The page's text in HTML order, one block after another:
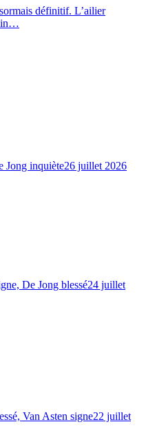
définitif. L’ailier
Jong inquiète26 juillet 2026
De Jong blessé24 juillet
Van Asten signe22 juillet